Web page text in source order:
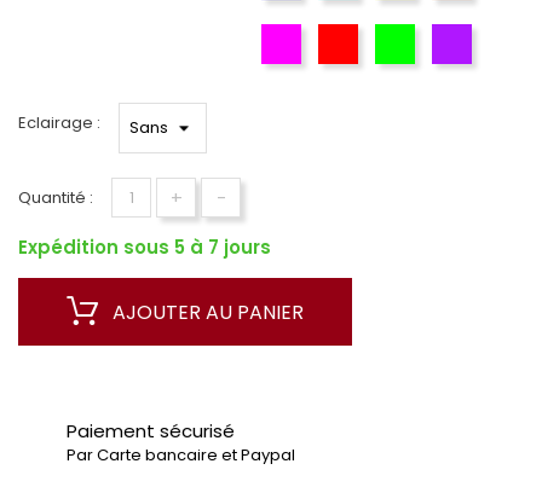
Eclairage :
Quantité : +
-
Expédition sous 5 à 7 jours
AJOUTER AU PANIER
Paiement sécurisé
Par Carte bancaire et Paypal